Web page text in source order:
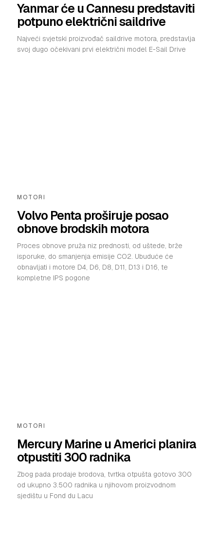
Yanmar će u Cannesu predstaviti
potpuno električni saildrive
Najveći svjetski proizvođač saildrive motora, predstavlja
svoj dugo očekivani prvi električni model E-Sail Drive
MOTORI
Volvo Penta proširuje posao
obnove brodskih motora
Proces obnove pruža niz prednosti, od uštede, brže
isporuke, do smanjenja emisije CO2. Ubuduće će
obnavljati i motore D4, D6, D8, D11, D13 i D16, te
kompletne IPS pogone
MOTORI
Mercury Marine u Americi planira
otpustiti 300 radnika
Zbog pada prodaje brodova, tvrtka otpušta gotovo 300
od ukupno 3.500 radnika u njihovom proizvodnom
sjedištu u Fond du Lacu